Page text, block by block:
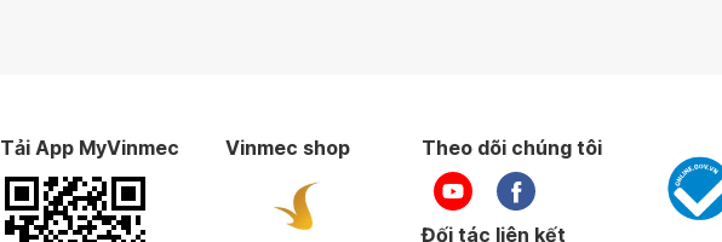
Tải App MyVinmec Vinmec shop Theo dõi chúng tôi
Đối tác liên kết